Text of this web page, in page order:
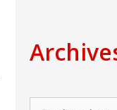
Rechercher :